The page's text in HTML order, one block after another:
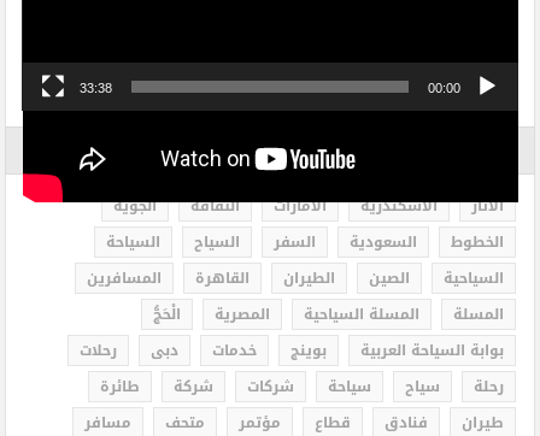
00:00
33:38
الاثار الاسكندرية الامارات الثقافة
الجوية
الخطوط
السعودية السفر السياح
السياحة
السياحية
الصين الطيران القاهرة
المسافرين
المسلة
المسلة السياحية المصرية
الْحَجُّ
بوابة السياحة العربية
بوينج خدمات دبى
رحلات
رحلة
سياح سياحة شركات شركة
طائرة
طيران
فنادق قطاع مؤتمر متحف
مسافر